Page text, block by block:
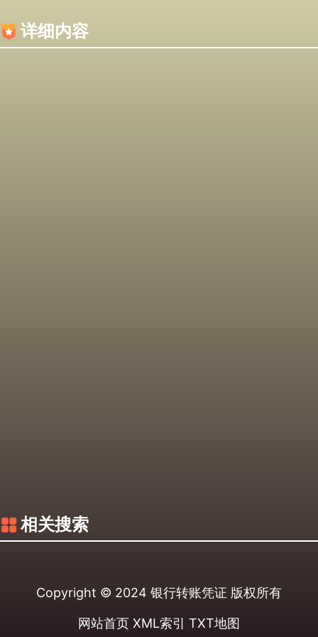
详细内容
相关搜索
Copyright © 2024 银行转账凭证 版权所有
网站首页 XML索引 TXT地图